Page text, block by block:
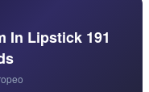
In Lipstick 191